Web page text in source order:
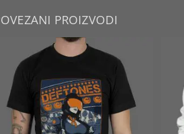
PROIZVODI